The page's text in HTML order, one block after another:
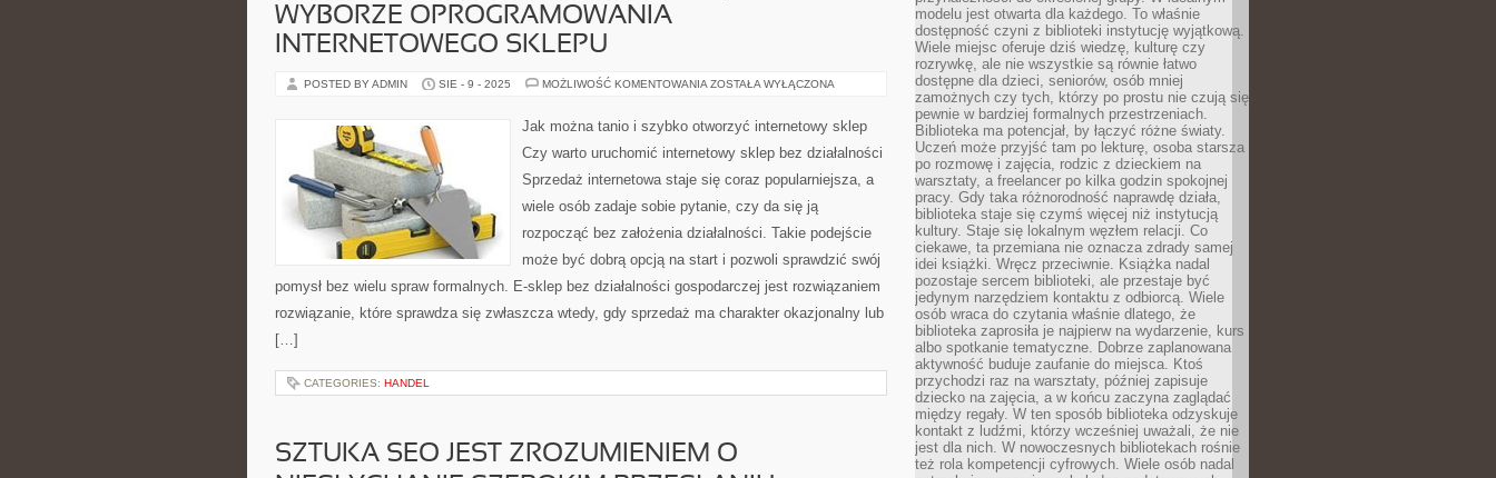
WYBORZE OPROGRAMOWANIA
INTERNETOWEGO SKLEPU
POSTED BY ADMIN SIE - 9 - 2025 MOŻLIWOŚĆ KOMENTOWANIA NA
ZWRÓCIĆ
UWAGĘ
WYBORZE
INTERNETOWEGO
ZOSTAŁA WYŁĄCZONA
Jak można tanio i szybko otworzyć internetowy sklep
Czy warto uruchomić internetowy sklep bez działalności
Sprzedaż internetowa staje się coraz popularniejsza, a
wiele osób zadaje sobie pytanie, czy da się ją
rozpocząć bez założenia działalności. Takie podejście
może być dobrą opcją na start i pozwoli sprawdzić swój
pomysł bez wielu spraw formalnych. E-sklep bez działalności gospodarczej jest rozwiązaniem
rozwiązanie, które sprawdza się zwłaszcza wtedy, gdy sprzedaż ma charakter okazjonalny lub
[…]
CATEGORIES: HANDEL
SZTUKA SEO JEST ZROZUMIENIEM O
modelu jest otwarta dla każdego. To właśnie
dostępność czyni z biblioteki instytucję wyjątkową.
Wiele miejsc oferuje dziś wiedzę, kulturę czy
rozrywkę, ale nie wszystkie są równie łatwo
dostępne dla dzieci, seniorów, osób mniej
zamożnych czy tych, którzy po prostu nie czują się
pewnie w bardziej formalnych przestrzeniach.
Biblioteka ma potencjał, by łączyć różne światy.
Uczeń może przyjść tam po lekturę, osoba starsza
po rozmowę i zajęcia, rodzic z dzieckiem na
warsztaty, a freelancer po kilka godzin spokojnej
pracy. Gdy taka różnorodność naprawdę działa,
biblioteka staje się czymś więcej niż instytucją
kultury. Staje się lokalnym węzłem relacji. Co
ciekawe, ta przemiana nie oznacza zdrady samej
idei książki. Wręcz przeciwnie. Książka nadal
pozostaje sercem biblioteki, ale przestaje być
jedynym narzędziem kontaktu z odbiorcą. Wiele
osób wraca do czytania właśnie dlatego, że
biblioteka zaprosiła je najpierw na wydarzenie, kurs
albo spotkanie tematyczne. Dobrze zaplanowana
aktywność buduje zaufanie do miejsca. Ktoś
przychodzi raz na warsztaty, później zapisuje
dziecko na zajęcia, a w końcu zaczyna zaglądać
między regały. W ten sposób biblioteka odzyskuje
kontakt z ludźmi, którzy wcześniej uważali, że nie
jest dla nich. W nowoczesnych bibliotekach rośnie
też rola kompetencji cyfrowych. Wiele osób nadal